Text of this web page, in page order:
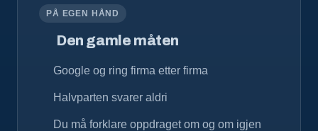
PÅ EGEN HÅND
Den gamle måten
Google og ring firma etter firma
Halvparten svarer aldri
Du må forklare oppdraget om og om igjen